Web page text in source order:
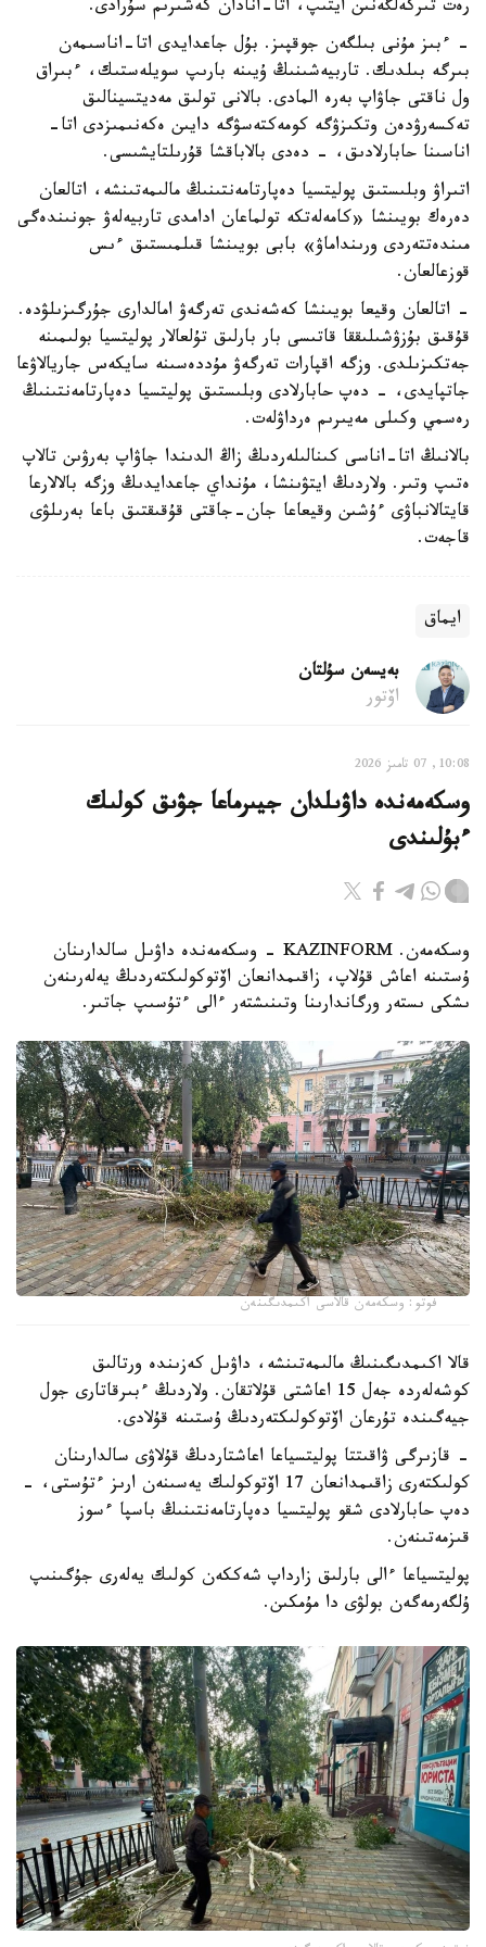
رەت تىركەلگەنىن ايتىپ، اتا-انادان كەشىرىم سۇرادى.
- ءبىز مۇنى بىلگەن جوقپىز. بۇل جاعدايدى اتا-اناسىمەن
بىرگە بىلدىك. تاربيەشىنىڭ ۇيىنە بارىپ سويلەستىك، ءبىراق
ول ناقتى جاۋاپ بەرە المادى. بالانى تولىق مەديتسينالىق
تەكسەرۋدەن وتكىزۋگە كومەكتەسۋگە دايىن ەكەنىمىزدى اتا-
اناسىنا حابارلادىق، - دەدى بالاباقشا قۇرىلتايشىسى.
اتىراۋ وبلىستىق پوليتسيا دەپارتامەنتىنىڭ مالىمەتىنشە، اتالعان
دەرەك بويىنشا «كامەلەتكە تولماعان ادامدى تاربيەلەۋ جونىندەگى
مىندەتتەردى ورىنداماۋ» بابى بويىنشا قىلمىستىق ءىس
قوزعالعان.
- اتالعان وقيعا بويىنشا كەشەندى تەرگەۋ امالدارى جۇرگىزىلۋدە.
قۇقىق بۇزۋشىلىققا قاتىسى بار بارلىق تۇلعالار پوليتسيا بولىمىنە
جەتكىزىلدى. وزگە اقپارات تەرگەۋ مۇددەسىنە سايكەس جاريالاۋعا
جاتپايدى، - دەپ حابارلادى وبلىستىق پوليتسيا دەپارتامەنتىنىڭ
رەسمي وكىلى مەيىرىم ەرداۋلەت.
بالانىڭ اتا-اناسى كىنالىلەردىڭ زاڭ الدىندا جاۋاپ بەرۋىن تالاپ
ەتىپ وتىر. ولاردىڭ ايتۋىنشا، مۇنداي جاعدايدىڭ وزگە بالالارعا
قايتالانباۋى ءۇشىن وقيعاعا جان-جاقتى قۇقىقتىق باعا بەرىلۋى
قاجەت.
ايماق
بەيسەن سۇلتان
اۆتور
10:08, 07 تامىز 2026
وسكەمەندە داۋىلدان جيىرماعا جۋىق كولىك
ءبۇلىندى
وسكەمەن. KAZINFORM - وسكەمەندە داۋىل سالدارىنان
ۇستىنە اعاش قۇلاپ، زاقىمدانعان اۆتوكولىكتەردىڭ يەلەرىنەن
ىشكى ىستەر ورگاندارىنا وتىنىشتەر ءالى ءتۇسىپ جاتىر.
فوتو: وسكەمەن قالاسى اكىمدىگىنەن
قالا اكىمدىگىنىڭ مالىمەتىنشە، داۋىل كەزىندە ورتالىق
كوشەلەردە جەل 15 اعاشتى قۇلاتقان. ولاردىڭ ءبىرقاتارى جول
جيەگىندە تۇرعان اۆتوكولىكتەردىڭ ۇستىنە قۇلادى.
- قازىرگى ۋاقىتتا پوليتسياعا اعاشتاردىڭ قۇلاۋى سالدارىنان
كولىكتەرى زاقىمدانعان 17 اۆتوكولىك يەسىنەن ارىز ءتۇستى، -
دەپ حابارلادى شقو پوليتسيا دەپارتامەنتىنىڭ باسپا ءسوز
قىزمەتىنەن.
پوليتسياعا ءالى بارلىق زارداپ شەككەن كولىك يەلەرى جۇگىنىپ
ۇلگەرمەگەن بولۋى دا مۇمكىن.